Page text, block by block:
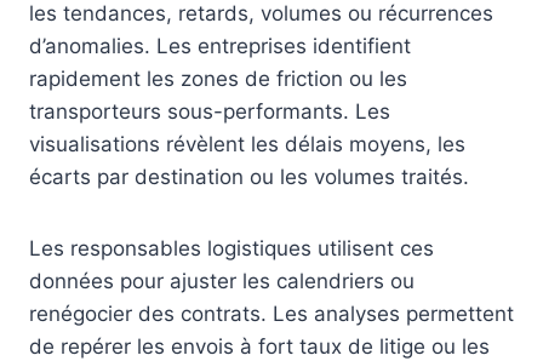
les tendances, retards, volumes ou récurrences
d’anomalies. Les entreprises identifient
rapidement les zones de friction ou les
transporteurs sous-performants. Les
visualisations révèlent les délais moyens, les
écarts par destination ou les volumes traités.
Les responsables logistiques utilisent ces
données pour ajuster les calendriers ou
renégocier des contrats. Les analyses permettent
de repérer les envois à fort taux de litige ou les